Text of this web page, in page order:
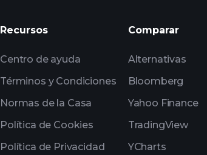
impulsados por IA
listas
multimillonarios
Recursos
Centro de ayuda
Términos y Condiciones
Normas de la Casa
Política de Cookies
Política de Privacidad
Comparar
Alternativas
Bloomberg
Yahoo Finance
TradingView
YCharts